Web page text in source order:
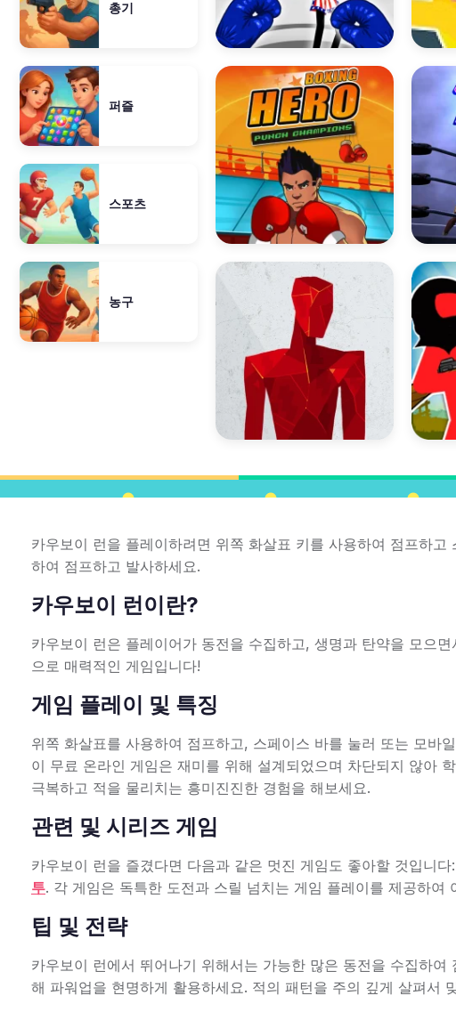
총기
퍼즐
스포츠
농구
카우보이 런을 플레이하려면 위쪽 화살표 키를 사용하여 점프하
하여 점프하고 발사하세요.
카우보이 런이란?
카우보이 런은 플레이어가 동전을 수집하고, 생명과 탄약을 모으
으로 매력적인 게임입니다!
게임 플레이 및 특징
위쪽 화살표를 사용하여 점프하고, 스페이스 바를 눌러 또는 모바
이 무료 온라인 게임은 재미를 위해 설계되었으며 차단되지 않아
극복하고 적을 물리치는 흥미진진한 경험을 해보세요.
관련 및 시리즈 게임
카우보이 런을 즐겼다면 다음과 같은 멋진 게임도 좋아할 것입니다:
투. 각 게임은 독특한 도전과 스릴 넘치는 게임 플레이를 제공하여
팁 및 전략
카우보이 런에서 뛰어나기 위해서는 가능한 많은 동전을 수집하
해 파워업을 현명하게 활용하세요. 적의 패턴을 주의 깊게 살펴서